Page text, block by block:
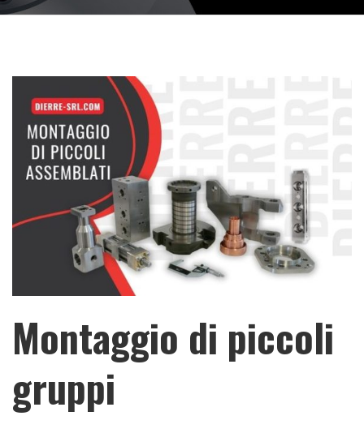
Montaggio di piccoli
gruppi